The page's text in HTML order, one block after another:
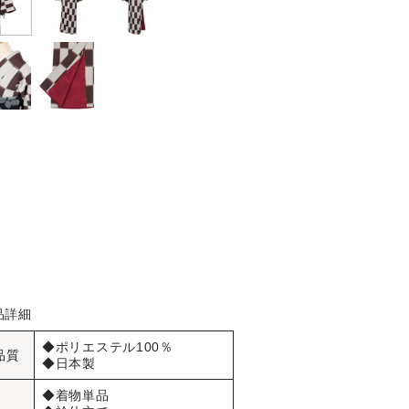
詳細
質
◆ポリエステル100％
◆日本製
◆着物単品